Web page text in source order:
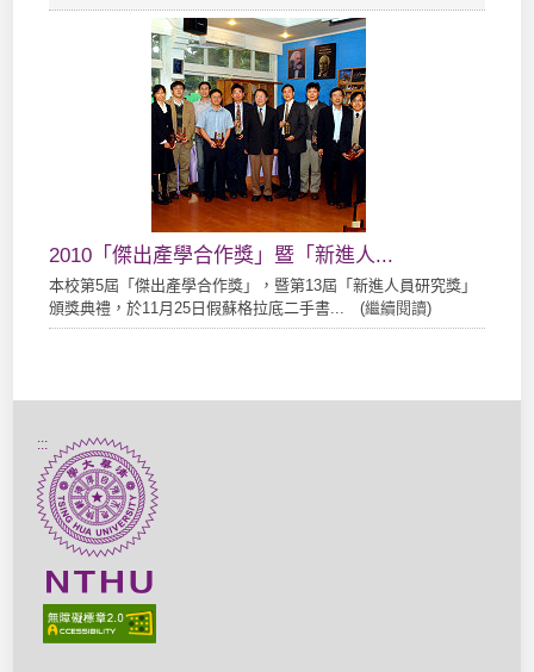
2010「傑出產學合作獎」暨「新進人...
本校第5屆「傑出產學合作獎」，暨第13屆「新進人員研究獎」
頒獎典禮，於11月25日假蘇格拉底二手書... (繼續閱讀)
:::